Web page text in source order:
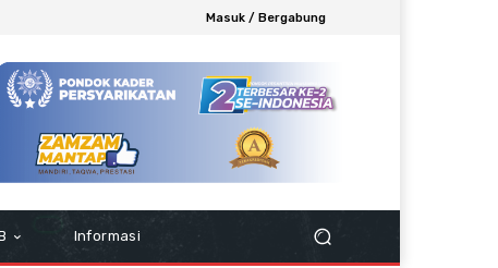
Masuk / Bergabung
Informasi